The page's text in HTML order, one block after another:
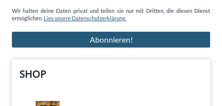
Wir halten deine Daten privat und teilen sie nur mit Dritten, die diesen Dienst
ermöglichen. Lies unsere Datenschutzerklärung.
SHOP